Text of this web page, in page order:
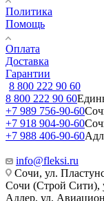
Политика
Помощь
Оплата
Доставка
Гарантии
8 800 222 90 60
8 800 222 90 60
+7 989 756-90-60
+7 918 904-90-60
+7 988 406-90-60
info@fleksi.ru
Сочи, ул.
Сочи (Строй Сити),
Адлер, ул.